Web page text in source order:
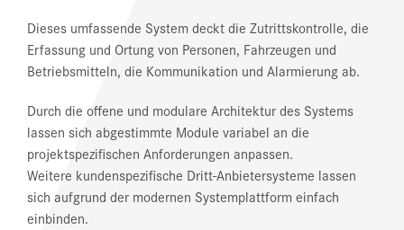
Dieses umfassende System deckt die Zutrittskontrolle, die
Erfassung und Ortung von Personen, Fahrzeugen und
Betriebsmitteln, die Kommunikation und Alarmierung ab.
Durch die offene und modulare Architektur des Systems
lassen sich abgestimmte Module variabel an die
projektspezifischen Anforderungen anpassen.
Weitere kundenspezifische Dritt-Anbietersysteme lassen
sich aufgrund der modernen Systemplattform einfach
einbinden.